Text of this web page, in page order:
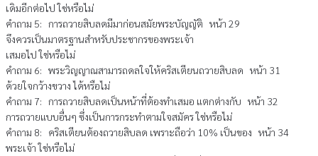
เดิมอีกต่อไป ใช่หรือไม่
คำถาม 5: การถวายสิบลดมีมาก่อนสมัยพระบัญญัติ หน้า 29
จึงควรเป็นมาตรฐานสำหรับประชากรของพระเจ้า
เสมอไป ใช่หรือไม่
คำถาม 6: พระวิญญาณสามารถดลใจให้คริสเตียนถวายสิบลด หน้า 31
ด้วยใจกว้างขวาง ได้หรือไม่
คำถาม 7: การถวายสิบลดเป็นหน้าที่ต้องทำเสมอ แตกต่างกับ หน้า 32
การถวายแบบอื่นๆ ซึ่งเป็นการกระทำตามใจสมัคร ใช่หรือไม่
คำถาม 8: คริสเตียนต้องถวายสิบลด เพราะถือว่า 10% เป็นของ หน้า 34
พระเจ้า ใช่หรือไม่